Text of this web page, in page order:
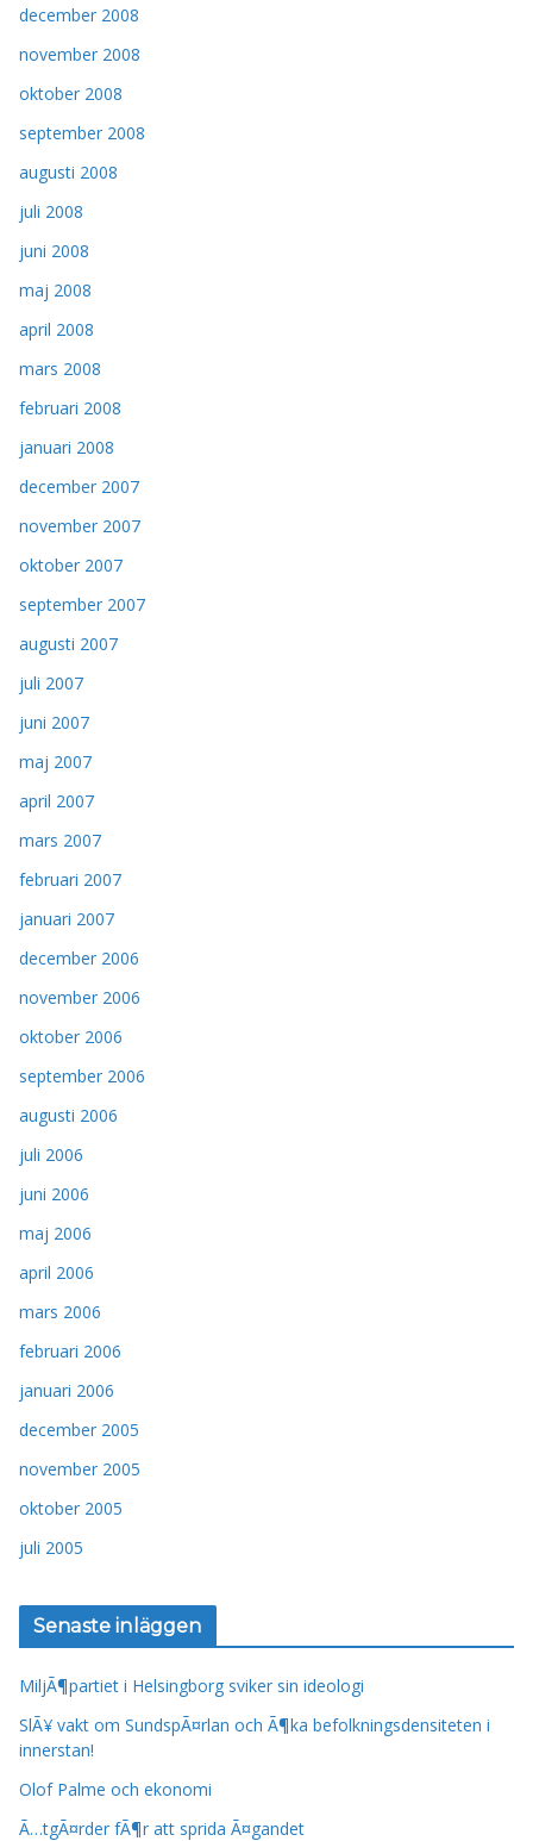
december 2008
november 2008
oktober 2008
september 2008
augusti 2008
juli 2008
juni 2008
maj 2008
april 2008
mars 2008
februari 2008
januari 2008
december 2007
november 2007
oktober 2007
september 2007
augusti 2007
juli 2007
juni 2007
maj 2007
april 2007
mars 2007
februari 2007
januari 2007
december 2006
november 2006
oktober 2006
september 2006
augusti 2006
juli 2006
juni 2006
maj 2006
april 2006
mars 2006
februari 2006
januari 2006
december 2005
november 2005
oktober 2005
juli 2005
Senaste inläggen
MiljÃ¶partiet i Helsingborg sviker sin ideologi
SlÃ¥ vakt om SundspÃ¤rlan och Ã¶ka befolkningsdensiteten i
innerstan!
Olof Palme och ekonomi
Ã…tgÃ¤rder fÃ¶r att sprida Ã¤gandet